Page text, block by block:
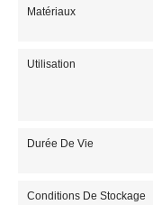
Matériaux
Utilisation
Durée De Vie
Conditions De Stockage